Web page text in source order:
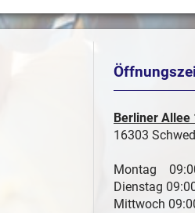
Berliner Allee
16303
Montag
Dienstag
Mittwoch